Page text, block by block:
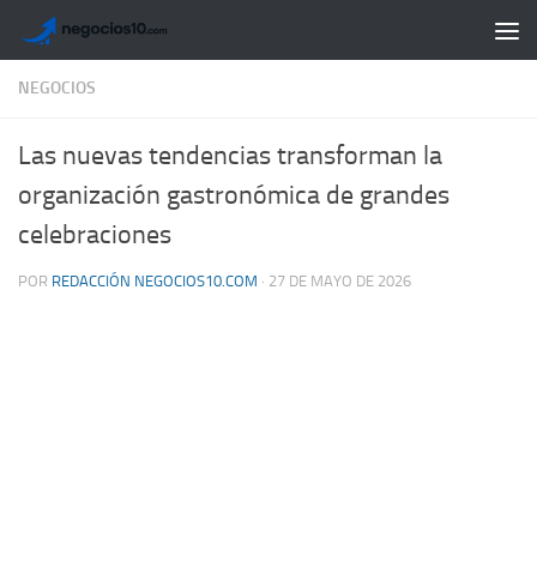
Saltar al contenido
NEGOCIOS
Las nuevas tendencias transforman la
organización gastronómica de grandes
celebraciones
POR REDACCIÓN NEGOCIOS10.COM · 27 DE MAYO DE 2026